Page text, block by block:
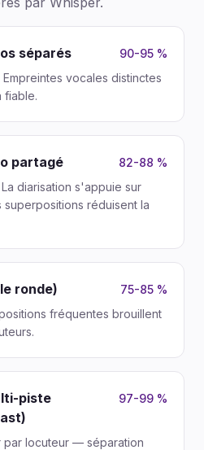
séparés
90-95 %
vocales distinctes
fiable.
partagé
82-88 %
diarisation s'appuie sur
réduisent la
ronde)
75-85 %
fréquentes brouillent
piste
97-99 %
par locuteur — séparation